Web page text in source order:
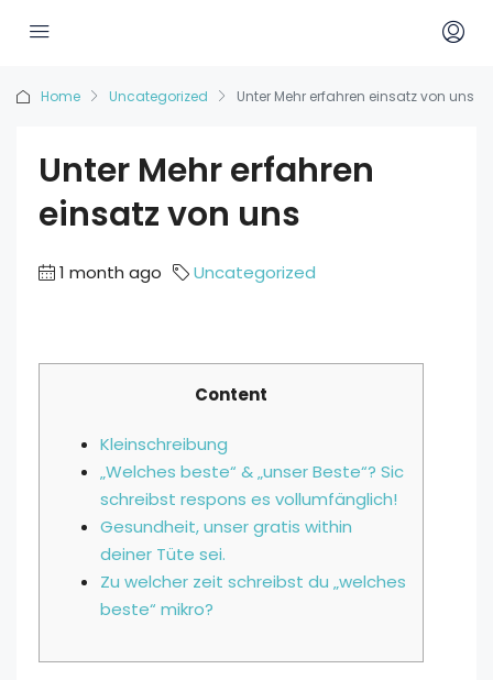
Home Uncategorized Unter Mehr erfahren einsatz von uns
Unter Mehr erfahren
einsatz von uns
1 month ago Uncategorized
Content
Kleinschreibung
„Welches beste“ & „unser Beste“? Sic
schreibst respons es vollumfänglich!
Gesundheit, unser gratis within
deiner Tüte sei.
Zu welcher zeit schreibst du „welches
beste“ mikro?